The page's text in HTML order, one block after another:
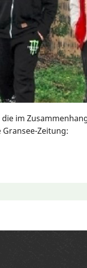
im
Zeitung: